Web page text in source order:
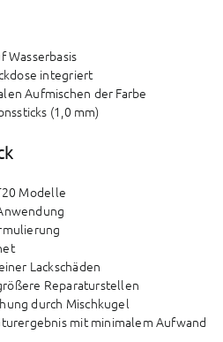
Wasserbasis
integriert
Aufmischen der Farbe
(1,0 mm)
Modelle
Lackschäden
Reparaturstellen
durch Mischkugel
mit minimalem Aufwand